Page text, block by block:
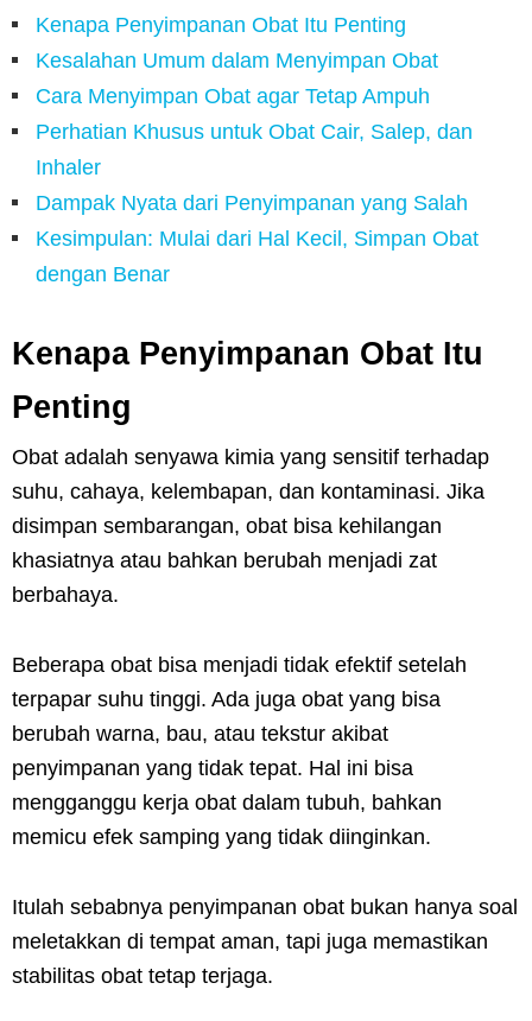
Kenapa Penyimpanan Obat Itu Penting
Kesalahan Umum dalam Menyimpan Obat
Cara Menyimpan Obat agar Tetap Ampuh
Perhatian Khusus untuk Obat Cair, Salep, dan
Inhaler
Dampak Nyata dari Penyimpanan yang Salah
Kesimpulan: Mulai dari Hal Kecil, Simpan Obat
dengan Benar
Kenapa Penyimpanan Obat Itu
Penting
Obat adalah senyawa kimia yang sensitif terhadap
suhu, cahaya, kelembapan, dan kontaminasi. Jika
disimpan sembarangan, obat bisa kehilangan
khasiatnya atau bahkan berubah menjadi zat
berbahaya.
Beberapa obat bisa menjadi tidak efektif setelah
terpapar suhu tinggi. Ada juga obat yang bisa
berubah warna, bau, atau tekstur akibat
penyimpanan yang tidak tepat. Hal ini bisa
mengganggu kerja obat dalam tubuh, bahkan
memicu efek samping yang tidak diinginkan.
Itulah sebabnya penyimpanan obat bukan hanya soal
meletakkan di tempat aman, tapi juga memastikan
stabilitas obat tetap terjaga.